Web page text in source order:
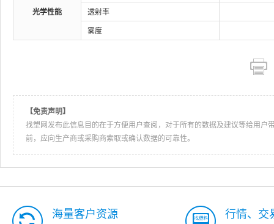
光学性能
透射率
雾度
【免责声明】
找塑网发布此信息目的在于方便用户查阅，对于所有的数据及建议等给用
前，应向生产商或采购商索取或确认数据的可靠性。
海量客户资源
行情、交